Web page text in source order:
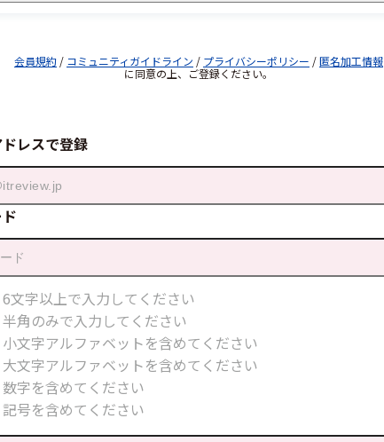
会員規約 / コミュニティガイドライン / プライバシーポリシー /匿名加工情報
に同意の上、ご登録ください。
レスで登録
6文字以上で入力してください
半角のみで入力してください
小文字アルファベットを含めてください
大文字アルファベットを含めてください
数字を含めてください
記号を含めてください